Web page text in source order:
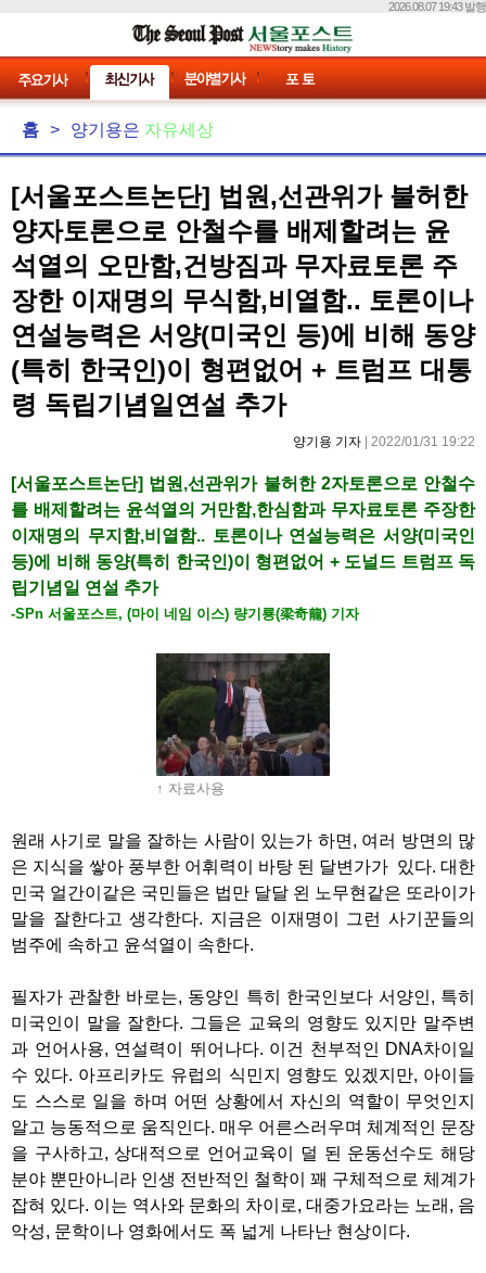
2026.08.07 19:43 발행
홈 > 양기용은 자유세상
[서울포스트논단] 법원,선관위가 불허한
양자토론으로 안철수를 배제할려는 윤
석열의 오만함,건방짐과 무자료토론 주
장한 이재명의 무식함,비열함.. 토론이나
연설능력은 서양(미국인 등)에 비해 동양
(특히 한국인)이 형편없어 + 트럼프 대통
령 독립기념일연설 추가
양기용 기자 | 2022/01/31 19:22
[서울포스트논단] 법원,선관위가 불허한 2자토론으로 안철수
를 배제할려는 윤석열의 거만함,한심함과 무자료토론 주장한
이재명의 무지함,비열함.. 토론이나 연설능력은 서양(미국인
등)에 비해 동양(특히 한국인)이 형편없어 + 도널드 트럼프 독
립기념일 연설 추가
-SPn 서울포스트, (마이 네임 이스) 량기룡(梁奇龍) 기자
↑ 자료사용
원래 사기로 말을 잘하는 사람이 있는가 하면, 여러 방면의 많
은 지식을 쌓아 풍부한 어휘력이 바탕 된 달변가가 있다. 대한
민국 얼간이같은 국민들은 법만 달달 왼 노무현같은 또라이가
말을 잘한다고 생각한다. 지금은 이재명이 그런 사기꾼들의
범주에 속하고 윤석열이 속한다.
필자가 관찰한 바로는, 동양인 특히 한국인보다 서양인, 특히
미국인이 말을 잘한다. 그들은 교육의 영향도 있지만 말주변
과 언어사용, 연설력이 뛰어나다. 이건 천부적인 DNA차이일
수 있다. 아프리카도 유럽의 식민지 영향도 있겠지만, 아이들
도 스스로 일을 하며 어떤 상황에서 자신의 역할이 무엇인지
알고 능동적으로 움직인다. 매우 어른스러우며 체계적인 문장
을 구사하고, 상대적으로 언어교육이 덜 된 운동선수도 해당
분야 뿐만아니라 인생 전반적인 철학이 꽤 구체적으로 체계가
잡혀 있다. 이는 역사와 문화의 차이로, 대중가요라는 노래, 음
악성, 문학이나 영화에서도 폭 넓게 나타난 현상이다.